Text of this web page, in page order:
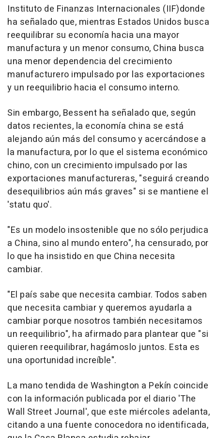
Instituto de Finanzas Internacionales (IIF)donde
ha señalado que, mientras Estados Unidos busca
reequilibrar su economía hacia una mayor
manufactura y un menor consumo, China busca
una menor dependencia del crecimiento
manufacturero impulsado por las exportaciones
y un reequilibrio hacia el consumo interno.
Sin embargo, Bessent ha señalado que, según
datos recientes, la economía china se está
alejando aún más del consumo y acercándose a
la manufactura, por lo que el sistema económico
chino, con un crecimiento impulsado por las
exportaciones manufactureras, "seguirá creando
desequilibrios aún más graves" si se mantiene el
'statu quo'.
"Es un modelo insostenible que no sólo perjudica
a China, sino al mundo entero", ha censurado, por
lo que ha insistido en que China necesita
cambiar.
"El país sabe que necesita cambiar. Todos saben
que necesita cambiar y queremos ayudarla a
cambiar porque nosotros también necesitamos
un reequilibrio", ha afirmado para plantear que "si
quieren reequilibrar, hagámoslo juntos. Esta es
una oportunidad increíble".
La mano tendida de Washington a Pekín coincide
con la información publicada por el diario 'The
Wall Street Journal', que este miércoles adelanta,
citando a una fuente conocedora no identificada,